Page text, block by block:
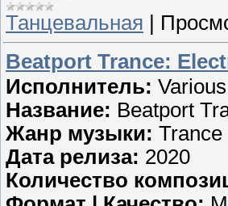
Танцевальная
Beatport Trance:
Исполнитель:
Название: Beatport
Жанр музыки: Trance
Дата релиза: 2020
Количество